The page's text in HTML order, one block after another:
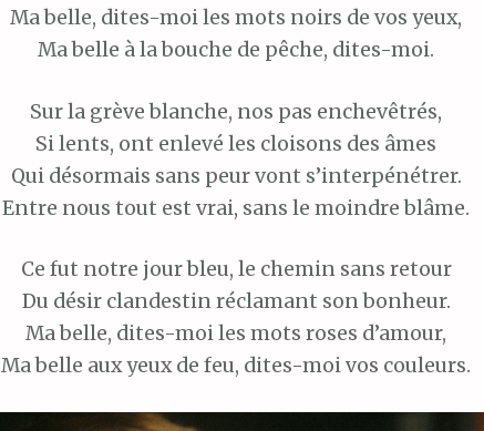
Ma belle, dites-moi les mots noirs de vos yeux,
Ma belle à la bouche de pêche, dites-moi.
Sur la grève blanche, nos pas enchevêtrés,
Si lents, ont enlevé les cloisons des âmes
Qui désormais sans peur vont s’interpénétrer.
Entre nous tout est vrai, sans le moindre blâme.
Ce fut notre jour bleu, le chemin sans retour
Du désir clandestin réclamant son bonheur.
Ma belle, dites-moi les mots roses d’amour,
Ma belle aux yeux de feu, dites-moi vos couleurs.